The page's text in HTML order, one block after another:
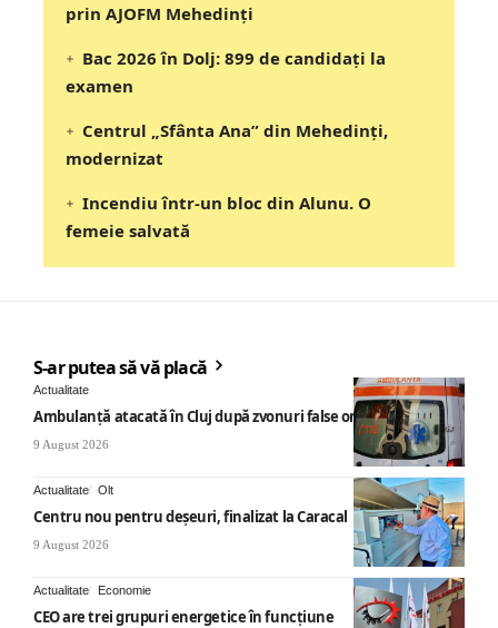
prin AJOFM Mehedinți
Bac 2026 în Dolj: 899 de candidați la
examen
Centrul „Sfânta Ana” din Mehedinți,
modernizat
Incendiu într-un bloc din Alunu. O
femeie salvată
S-ar putea să vă placă
Actualitate
Ambulanță atacată în Cluj după zvonuri false online
9 August 2026
Actualitate Olt
Centru nou pentru deșeuri, finalizat la Caracal
9 August 2026
Actualitate Economie
CEO are trei grupuri energetice în funcțiune